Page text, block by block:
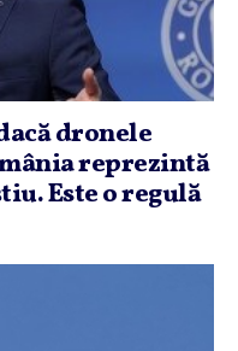
dronele
reprezintă
Este o regulă